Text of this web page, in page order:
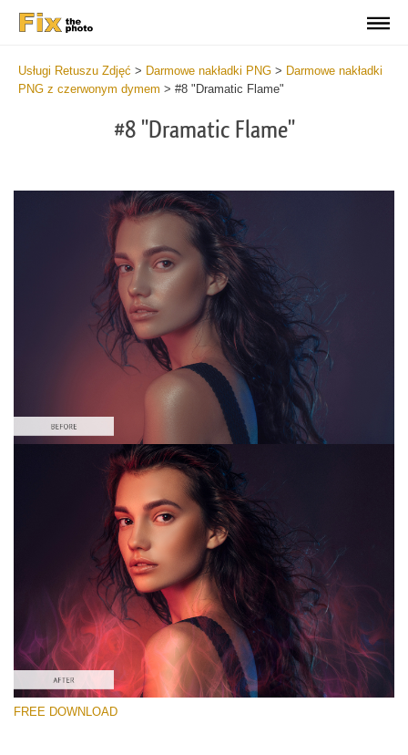
Usługi Retuszu Zdjęć > Darmowe nakładki PNG > Darmowe nakładki
PNG z czerwonym dymem > #8 "Dramatic Flame"
#8 "Dramatic Flame"
Proszę wybrać
Free PNG Overlay #8
Small 800*533px
Smoke Effect
(30 Overlays)
Large 6000*4000px
FREE DOWNLOAD